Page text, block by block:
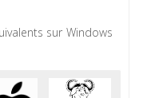
sur Windows